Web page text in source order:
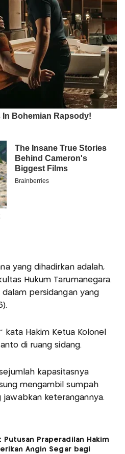
yang dihadirkan adalah,
Hukum Tarumanegara.
dalam persidangan yang
kata Hakim Ketua Kolonel
di ruang sidang.
kapasitasnya
mengambil sumpah
keterangannya.
Putusan Praperadilan Hakim
Angin Segar bagi